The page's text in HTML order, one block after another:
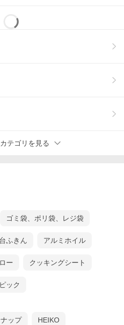
テゴリを見る
ゴミ袋、ポリ袋、レジ袋
ふきん アルミホイル
ー クッキングシート
ック
ップ HEIKO